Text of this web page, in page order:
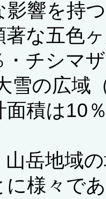
影響を持
著な五色
・チシマ
雪の広域
面積は10
岳地域
に様々で